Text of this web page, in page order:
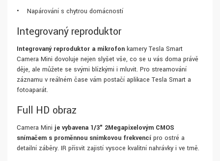
• Napárování s chytrou domácností
Integrovaný reproduktor
Integrovaný reproduktor a mikrofon kamery Tesla Smart
Camera Mini dovoluje nejen slyšet vše, co se u vás doma právě
děje, ale můžete se svými blízkými i mluvit. Pro streamování
záznamu v reálném čase vám postačí aplikace Tesla Smart a
fotoaparát.
Full HD obraz
Camera Mini je vybavena 1/3" 2Megapixelovým CMOS
snímačem s proměnnou snímkovou frekvencí pro ostré a
detailní záběry. IR přísvit zajistí vysoce kvalitní nahrávky i ve tmě.